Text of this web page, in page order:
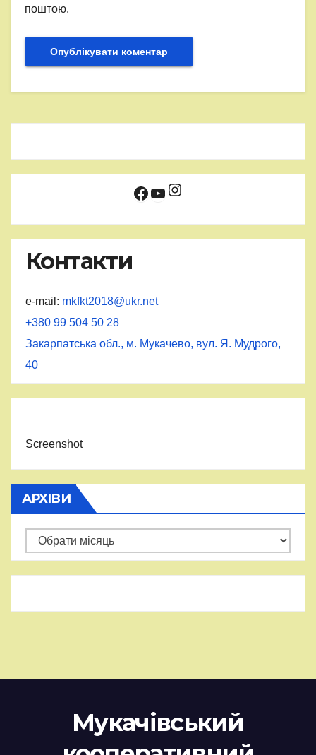
поштою.
Facebook
YouTube
Instagram
Контакти
e-mail: mkfkt2018@ukr.net
+380 99 504 50 28
Закарпатська обл., м. Мукачево, вул. Я. Мудрого,
40
Screenshot
АРХІВИ
Архіви
Мукачівський